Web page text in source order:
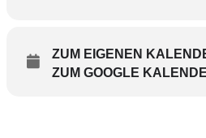
ZUM EIGENEN
ZUM GOOGLE